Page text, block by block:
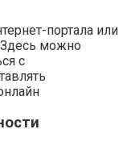
портала или
Здесь можно
с